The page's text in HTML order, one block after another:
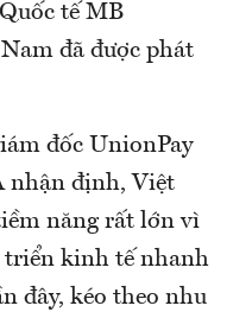
tế MB
đã được phát
đốc UnionPay
nhận định, Việt
năng rất lớn vì
triển kinh tế nhanh
đây, kéo theo nhu